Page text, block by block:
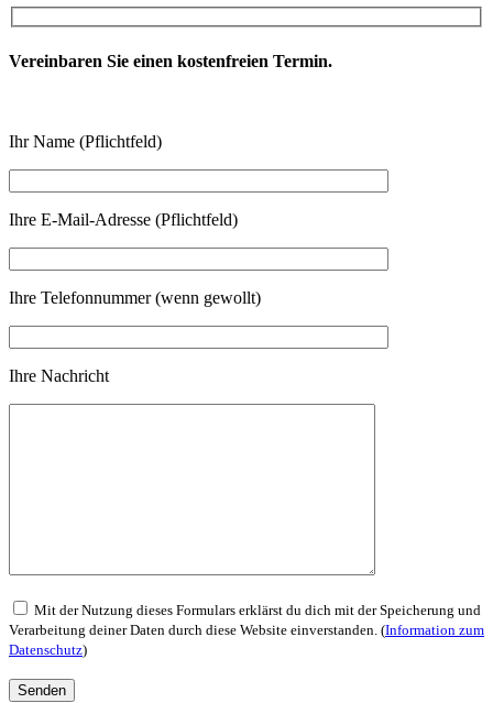
Vereinbaren Sie einen kostenfreien Termin.
Ihr Name (Pflichtfeld)
Ihre E-Mail-Adresse (Pflichtfeld)
Ihre Telefonnummer (wenn gewollt)
Ihre Nachricht
Mit der Nutzung dieses Formulars erklärst du dich mit der Speicherung und
Verarbeitung deiner Daten durch diese Website einverstanden. (Information zum
Datenschutz)